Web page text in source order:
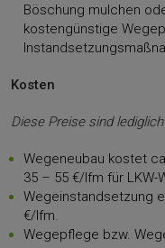
Böschung mulchen
kostengünstige
Kosten
Diese Preise sind
Wegeneubau kostet
35 – 55 €/lfm für LKW-
Wegeinstandsetzung
€/lfm.
Wegepflege bzw.